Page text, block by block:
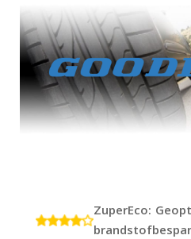
ZuperEco: